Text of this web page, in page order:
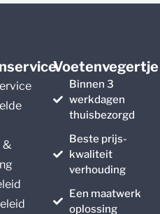
&
Voetenvegertje
Binnen 3
werkdagen
thuisbezorgd
Beste prijs-
kwaliteit
verhouding
Een maatwerk
oplossing